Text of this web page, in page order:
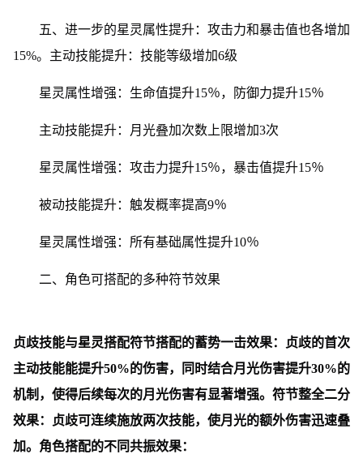
五、进一步的星灵属性提升：攻击力和暴击值也各增加
15%。主动技能提升：技能等级增加6级
星灵属性增强：生命值提升15％，防御力提升15％
主动技能提升：月光叠加次数上限增加3次
星灵属性增强：攻击力提升15％，暴击值提升15％
被动技能提升：触发概率提高9％
星灵属性增强：所有基础属性提升10％
二、角色可搭配的多种符节效果
贞歧技能与星灵搭配符节搭配的蓄势一击效果：贞歧的首次
主动技能能提升50%的伤害，同时结合月光伤害提升30%的
机制，使得后续每次的月光伤害有显著增强。符节整全二分
效果：贞歧可连续施放两次技能，使月光的额外伤害迅速叠
加。角色搭配的不同共振效果：